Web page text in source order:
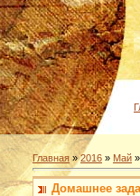
Главная »2016 » Май »
Домашнее